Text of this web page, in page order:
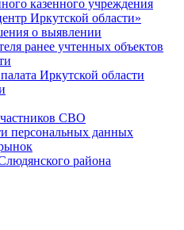
казенного учреждения
Иркутской области»
о выявлении
ранее учтенных объектов
Иркутской области
СВО
персональных данных
района